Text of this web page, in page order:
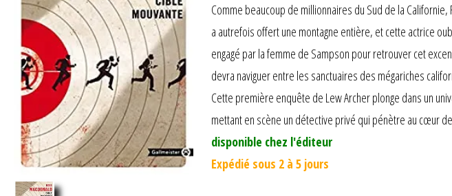
basé
sur
client
Comme beaucoup de millionnaires du Sud de la
a autrefois offert une montagne entière, et cette actrice
engagé par la femme de Sampson pour retrouver cet
devra naviguer entre les sanctuaires des mégariches
Cette première enquête de Lew Archer plonge dans un
mettant en scène un détective privé qui pénètre au cœur
disponible chez l'éditeur
Expédié sous 2 à 5 jours